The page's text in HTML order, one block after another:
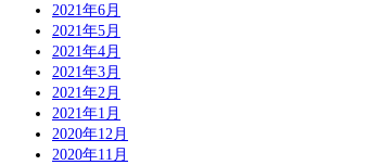
2021年6月
2021年5月
2021年4月
2021年3月
2021年2月
2021年1月
2020年12月
2020年11月